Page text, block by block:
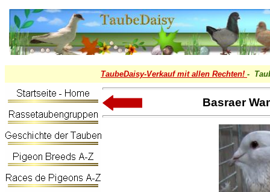
TaubeDaisy-Verkauf mit allen Rechten! -
Basraer